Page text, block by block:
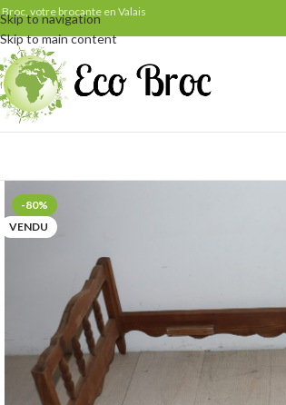
Skip to navigation
Skip to main content
Broc, votre brocante en Valais
-80%
VENDU